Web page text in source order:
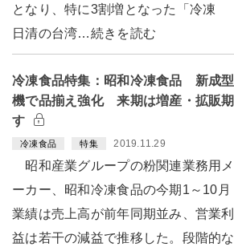
となり、特に3割増となった「冷凍
日清の台湾…続きを読む
冷凍食品特集：昭和冷凍食品 新成型
機で品揃え強化 来期は増産・拡販期
す
冷凍食品 特集 2019.11.29
昭和産業グループの粉関連業務用メ
ーカー、昭和冷凍食品の今期1～10月
業績は売上高が前年同期並み、営業利
益は若干の減益で推移した。段階的な